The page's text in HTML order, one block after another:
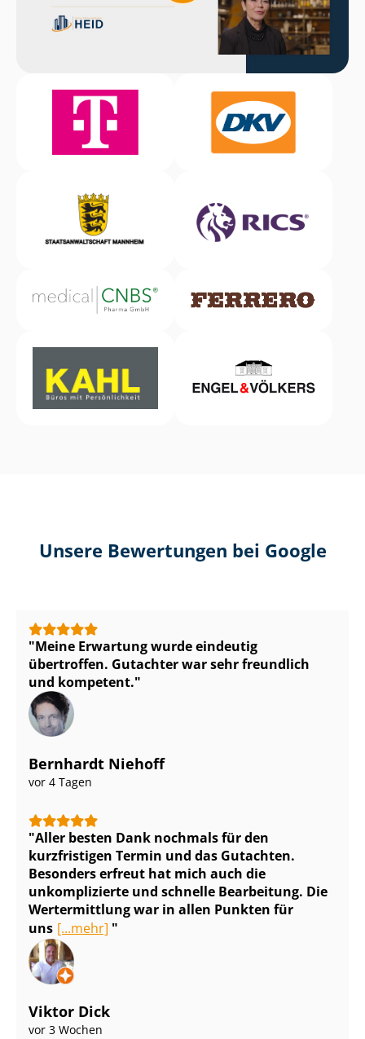
Unsere Bewertungen bei Google
Meine Erwartung wurde eindeutig
übertroffen. Gutachter war sehr freundlich
und kompetent.
Bernhardt Niehoff
vor 4 Tagen
Aller besten Dank nochmals für den
kurzfristigen Termin und das Gutachten.
Besonders erfreut hat mich auch die
unkomplizierte und schnelle Bearbeitung. Die
Wertermittlung war in allen Punkten für
uns [...mehr]
Viktor Dick
vor 3 Wochen